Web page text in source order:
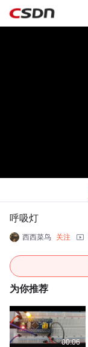
呼吸灯
西西菜鸟 关注
为你推荐
00:06